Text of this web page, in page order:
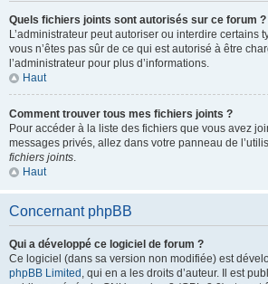
Quels fichiers joints sont autorisés sur ce forum ?
L’administrateur peut autoriser ou interdire certains
vous n’êtes pas sûr de ce qui est autorisé à être
l’administrateur pour plus d’informations.
Haut
Comment trouver tous mes fichiers joints ?
Pour accéder à la liste des fichiers que vous avez
messages privés, allez dans votre panneau de
fichiers joints.
Haut
Concernant phpBB
Qui a développé ce logiciel de forum ?
Ce logiciel (dans sa version non modifiée) est
phpBB Limited , qui en a les droits d’auteur. Il est